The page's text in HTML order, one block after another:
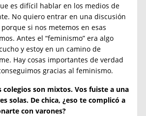
es difícil hablar en los medios de
No quiero entrar en una discusión
si nos metemos en esas
Antes el “feminismo” era algo
y estoy en un camino de
Hay cosas importantes de verdad
gracias al feminismo.
colegios son mixtos. Vos fuiste a una
solas. De chica, ¿eso te complicó a
con varones?